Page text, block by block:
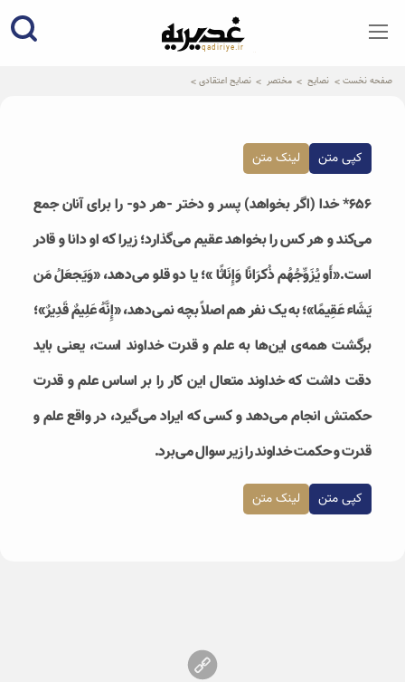
qadiriye.ir
نشریه ی غدیریه-بیانات استاد
صفحه نخست نصایح مختصر نصایح اعتقادی
کپی متن لینک متن
۶۵۶* خدا (اگر بخواهد) پسر و دختر -هر دو- را براى آنان جمع
می‌کند و هر کس را بخواهد عقيم می‌گذارد؛ زيرا که او دانا و قادر
است.«أَو يُزَوِّجُهُم ذُكرَانًا وَإِنَاثًا »؛ یا دو قلو می‌دهد، «وَيَجعَلُ مَن
يَشَاء عَقِيمًا»؛ به یک نفر هم اصلاً بچه نمی‌دهد، «إِنَّهُ عَلِيمٌ قَدِيرٌ»؛
‌برگشت همه‌ی این‌ها به علم و قدرت خداوند است، ‌یعنی باید
دقت داشت كه خداوند متعال این كار را بر اساس علم و قدرت
حكمتش انجام می‌دهد و کسی که ایراد می‌گیرد، در واقع علم و
قدرت و حکمت خداوند را زیر سوال می‌برد.
کپی متن لینک متن